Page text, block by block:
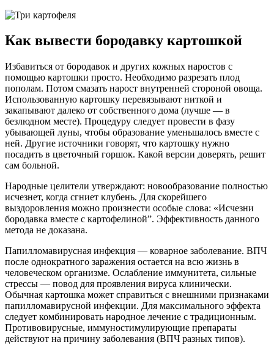
Как вывести бородавку картошкой
Избавиться от бородавок и других кожных наростов с
помощью картошки просто. Необходимо разрезать плод
пополам. Потом смазать нарост внутренней стороной овоща.
Использованную картошку перевязывают ниткой и
закапывают далеко от собственного дома (лучше — в
безлюдном месте). Процедуру следует провести в фазу
убывающей луны, чтобы образование уменьшалось вместе с
ней. Другие источники говорят, что картошку нужно
посадить в цветочный горшок. Какой версии доверять, решит
сам больной.
Народные целители утверждают: новообразование полностью
исчезнет, когда сгниет клубень. Для скорейшего
выздоровления можно произнести особые слова: «Исчезни
бородавка вместе с картофелиной”. Эффективность данного
метода не доказана.
Папилломавирусная инфекция — коварное заболевание. ВПЧ
после однократного заражения остается на всю жизнь в
человеческом организме. Ослабление иммунитета, сильные
стрессы — повод для проявления вируса клинически.
Обычная картошка может справиться с внешними признаками
папилломавирусной инфекции. Для максимального эффекта
следует комбинировать народное лечение с традиционным.
Противовирусные, иммуностимулирующие препараты
действуют на причину заболевания (ВПЧ разных типов).